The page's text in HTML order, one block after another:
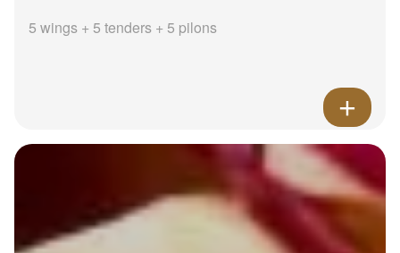
5 wings + 5 tenders + 5 pilons